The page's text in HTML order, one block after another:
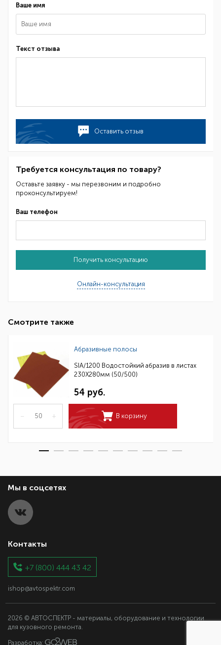
Ваше имя
Текст отзыва
Оставить отзыв
Требуется консультация по товару?
Оставьте заявку - мы перезвоним и подробно
проконсультируем!
Ваш телефон
Получить консультацию
Онлайн-консультация
Смотрите также
Абразивные полосы
SIA/1200 Водостойкий абразив в листах
230Х280мм (50/500)
54 руб.
– + В корзину
Мы в соцсетях
Контакты
+7 (800) 444 43 42
ishop@avtospektr.com
2026 © АВТОСПЕКТР - материалы, оборудование и технологии
для кузовного ремонта.
Разработка: